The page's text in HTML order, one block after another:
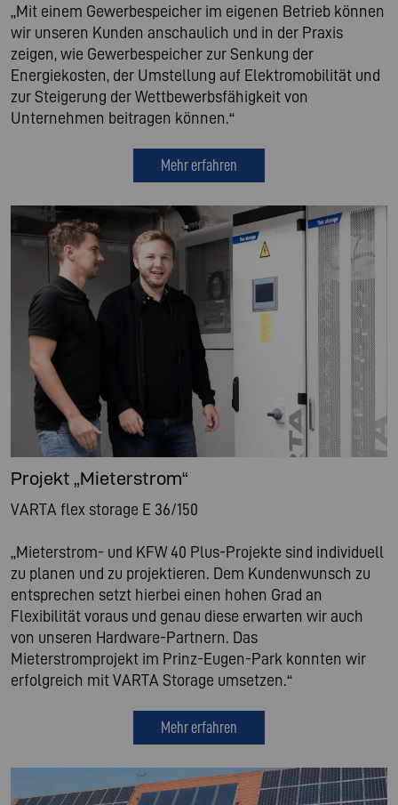
„Mit einem Gewerbespeicher im eigenen Betrieb können
wir unseren Kunden anschaulich und in der Praxis
zeigen, wie Gewerbespeicher zur Senkung der
Energiekosten, der Umstellung auf Elektromobilität und
zur Steigerung der Wettbewerbsfähigkeit von
Unternehmen beitragen können.“
Mehr erfahren
Projekt „Mieterstrom“
VARTA flex storage E 36/150
„Mieterstrom- und KFW 40 Plus-Projekte sind individuell
zu planen und zu projektieren. Dem Kundenwunsch zu
entsprechen setzt hierbei einen hohen Grad an
Flexibilität voraus und genau diese erwarten wir auch
von unseren Hardware-Partnern. Das
Mieterstromprojekt im Prinz-Eugen-Park konnten wir
erfolgreich mit VARTA Storage umsetzen.“
Mehr erfahren